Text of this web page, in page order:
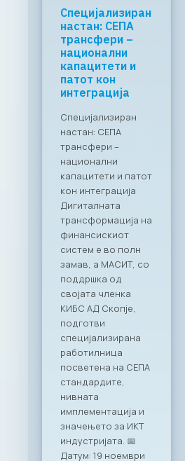
МАСИТ со
клучна
поддршка за
формализација
на економијата
преку
дигитални
Заедничка
посветеност за
формализирање на
неформалната
економија во РСМ
Стопанската
комора за
информатички и
комуникациски
технологии –
МАСИТ, се
приклучи кон
националната
иницијатива за
намалување на
неформалната
економија.
Претседателот на
МАСИТ, Јордан
Димитровски, ја
потпиша
Декларацијата за
партнерство и